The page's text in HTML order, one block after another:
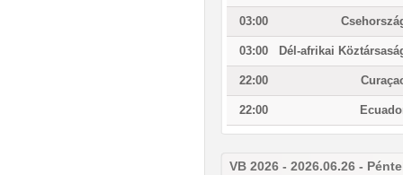
03:00
03:00 Dél-afrikai
22:00
22:00
VB 2026 - 2026.06.26 -